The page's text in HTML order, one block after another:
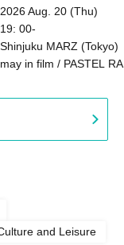
Girl Fünf
2026 Aug. 20 (Thu)
19: 00-
Shinjuku MARZ (Tokyo)
may in film / PASTEL
and Leisure